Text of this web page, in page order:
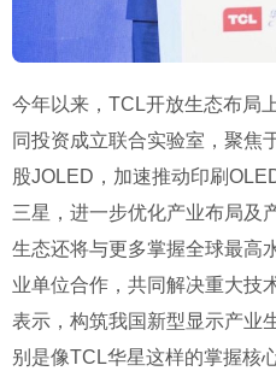
今年以来， TCL开放生态布局
同投资成立联合实验室，聚焦
股JOLED ，加速推动印刷
三星，进一步优化产业布局及
生态还将与更多掌握全球最高
业单位合作，共同解决重大技
表示，构筑我国新型显示产业
别是像TCL华星这样的掌握核